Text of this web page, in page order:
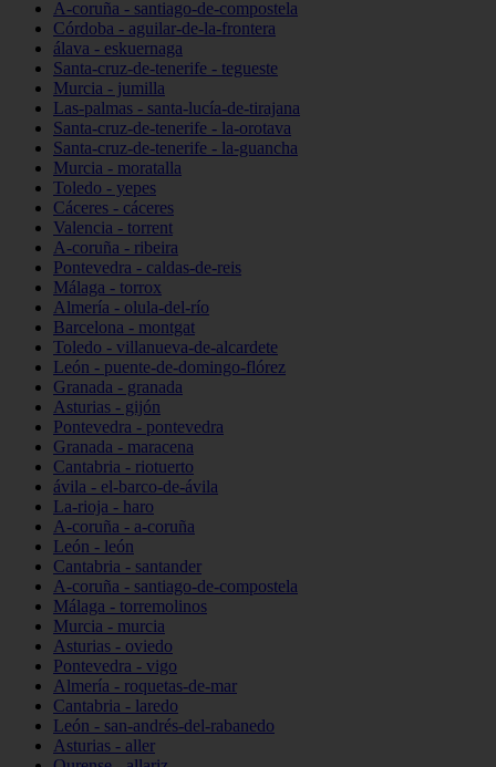
A-coruña - santiago-de-compostela
Córdoba - aguilar-de-la-frontera
álava - eskuernaga
Santa-cruz-de-tenerife - tegueste
Murcia - jumilla
Las-palmas - santa-lucía-de-tirajana
Santa-cruz-de-tenerife - la-orotava
Santa-cruz-de-tenerife - la-guancha
Murcia - moratalla
Toledo - yepes
Cáceres - cáceres
Valencia - torrent
A-coruña - ribeira
Pontevedra - caldas-de-reis
Málaga - torrox
Almería - olula-del-río
Barcelona - montgat
Toledo - villanueva-de-alcardete
León - puente-de-domingo-flórez
Granada - granada
Asturias - gijón
Pontevedra - pontevedra
Granada - maracena
Cantabria - riotuerto
ávila - el-barco-de-ávila
La-rioja - haro
A-coruña - a-coruña
León - león
Cantabria - santander
A-coruña - santiago-de-compostela
Málaga - torremolinos
Murcia - murcia
Asturias - oviedo
Pontevedra - vigo
Almería - roquetas-de-mar
Cantabria - laredo
León - san-andrés-del-rabanedo
Asturias - aller